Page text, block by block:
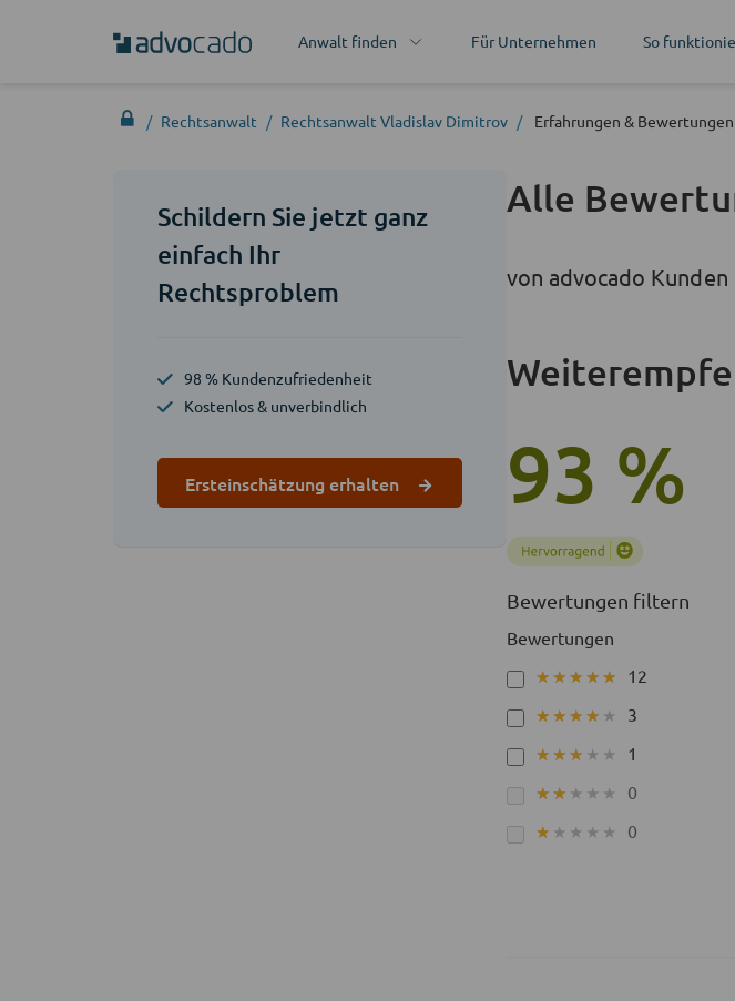
Anwalt finden Für Unternehmen So
Rechtsanwalt Rechtsanwalt Vladislav Dimitrov Erfahrungen & Bewertungen
Schildern Sie jetzt ganz
einfach Ihr
Rechtsproblem
98 % Kundenzufriedenheit
Kostenlos & unverbindlich
Ersteinschätzung erhalten
Alle
von advocado
93 %
Bewertungen filtern
Bewertungen
★★★★★
★★★★★ 12
★★★★★
★★★★★ 3
★★★★★
★★★★★ 1
★★★★★
★★★★★ 0
★★★★★
★★★★★ 0